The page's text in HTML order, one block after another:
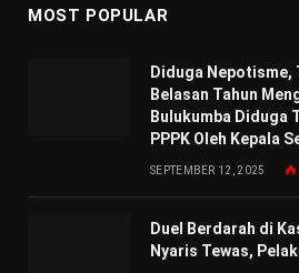
MOST POPULAR
Diduga Nepotisme,
Belasan Tahun
Bulukumba Diduga
PPPK Oleh Kepala
SEPTEMBER 12, 2025
Duel Berdarah di
Nyaris Tewas,